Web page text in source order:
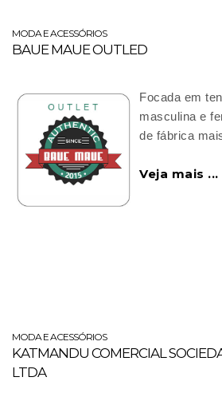
MODA E ACESSÓRIOS
BAUE MAUE OUTLED
Focada em
masculina e
de fábrica
Veja mais ...
MODA E ACESSÓRIOS
KATMANDU COMERCIAL
LTDA